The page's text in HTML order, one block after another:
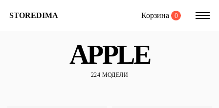
STOREDIMA Корзина 0
APPLE
224 МОДЕЛИ